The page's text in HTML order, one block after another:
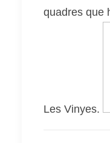
quadres que
Les Vinyes.